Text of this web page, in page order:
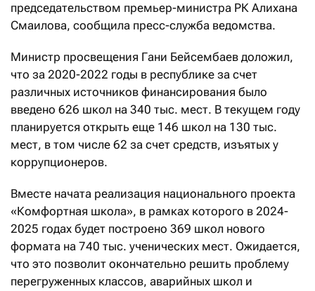
председательством премьер-министра РК Алихана
Смаилова, сообщила пресс-служба ведомства.
Министр просвещения Гани Бейсембаев доложил,
что за 2020-2022 годы в республике за счет
различных источников финансирования было
введено 626 школ на 340 тыс. мест. В текущем году
планируется открыть еще 146 школ на 130 тыс.
мест, в том числе 62 за счет средств, изъятых у
коррупционеров.
Вместе начата реализация национального проекта
«Комфортная школа», в рамках которого в 2024-
2025 годах будет построено 369 школ нового
формата на 740 тыс. ученических мест. Ожидается,
что это позволит окончательно решить проблему
перегруженных классов, аварийных школ и